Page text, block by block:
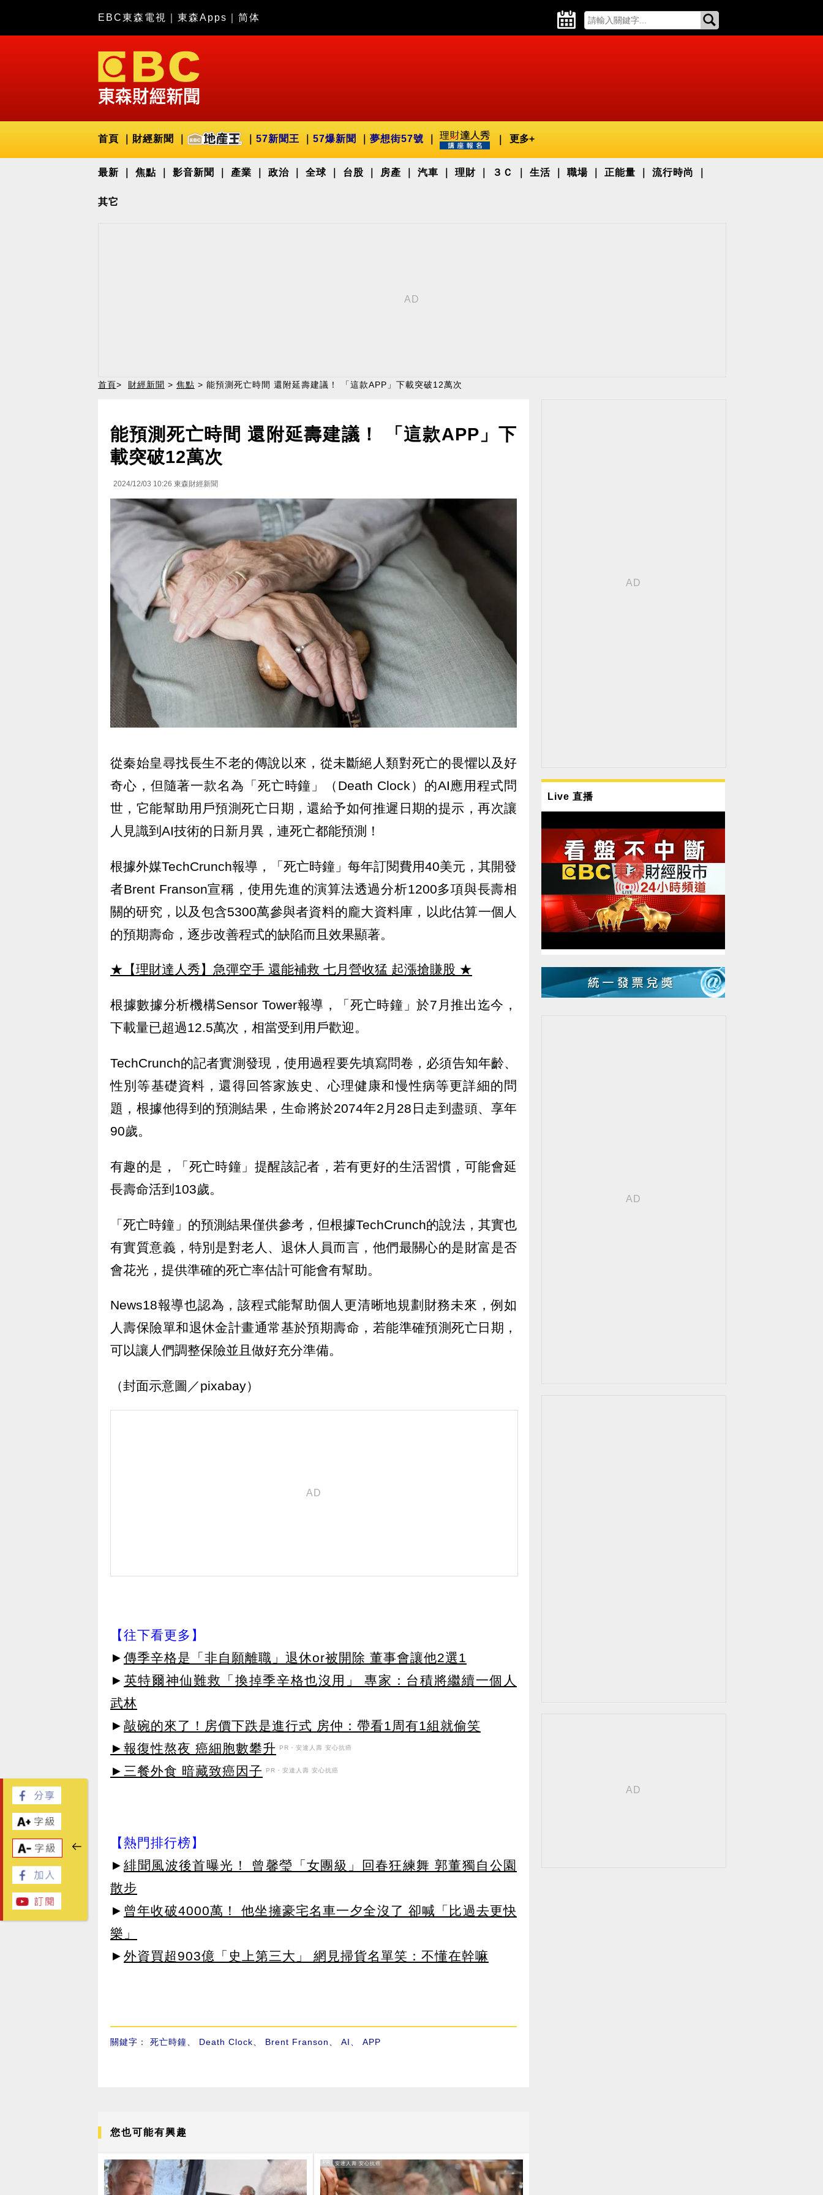
EBC東森電視 東森Apps 简体
首頁 財經新聞 57新聞王 57爆新聞 夢想街57號 更多+
最新 焦點 影音新聞 產業 政治 全球 台股 房產 汽車 理財 ３Ｃ 生活 職場 正能量 流行時尚
其它
首頁> 財經新聞 > 焦點 > 能預測死亡時間 還附延壽建議！ 「這款APP」下載突破12萬次
能預測死亡時間 還附延壽建議！ 「這款APP」下
載突破12萬次
2024/12/03 10:26 東森財經新聞
從秦始皇尋找長生不老的傳說以來，從未斷絕人類對死亡的畏懼以及好
奇心，但隨著一款名為「死亡時鐘」（Death Clock）的AI應用程式問
世，它能幫助用戶預測死亡日期，還給予如何推遲日期的提示，再次讓
人見識到AI技術的日新月異，連死亡都能預測！
根據外媒TechCrunch報導，「死亡時鐘」每年訂閱費用40美元，其開發
者Brent Franson宣稱，使用先進的演算法透過分析1200多項與長壽相
關的研究，以及包含5300萬參與者資料的龐大資料庫，以此估算一個人
的預期壽命，逐步改善程式的缺陷而且效果顯著。
★【理財達人秀】急彈空手 還能補救 七月營收猛 起漲搶賺股 ★
根據數據分析機構Sensor Tower報導，「死亡時鐘」於7月推出迄今，
下載量已超過12.5萬次，相當受到用戶歡迎。
TechCrunch的記者實測發現，使用過程要先填寫問卷，必須告知年齡、
性別等基礎資料，還得回答家族史、心理健康和慢性病等更詳細的問
題，根據他得到的預測結果，生命將於2074年2月28日走到盡頭、享年
90歲。
有趣的是，「死亡時鐘」提醒該記者，若有更好的生活習慣，可能會延
長壽命活到103歲。
「死亡時鐘」的預測結果僅供參考，但根據TechCrunch的說法，其實也
有實質意義，特別是對老人、退休人員而言，他們最關心的是財富是否
會花光，提供準確的死亡率估計可能會有幫助。
News18報導也認為，該程式能幫助個人更清晰地規劃財務未來，例如
人壽保險單和退休金計畫通常基於預期壽命，若能準確預測死亡日期，
可以讓人們調整保險並且做好充分準備。
（封面示意圖／pixabay）
【往下看更多】
► 傳季辛格是「非自願離職」退休or被開除 董事會讓他2選1
► 英特爾神仙難救「換掉季辛格也沒用」 專家：台積將繼續一個人
武林
► 敲碗的來了！房價下跌是進行式 房仲：帶看1周有1組就偷笑
►報復性熬夜 癌細胞數攀升
PR・安達人壽 安心抗癌
►三餐外食 暗藏致癌因子 PR・安達人壽 安心抗癌
【熱門排行榜】
► 緋聞風波後首曝光！ 曾馨瑩「女團級」回春狂練舞 郭董獨自公園
散步
► 曾年收破4000萬！ 他坐擁豪宅名車一夕全沒了 卻喊「比過去更快
樂」
► 外資買超903億「史上第三大」 網見掃貨名單笑：不懂在幹嘛
關鍵字： 死亡時鐘 Death Clock Brent Franson AI APP
您也可能有興趣
PR
PR・安達人壽 安心抗癌
Live 直播